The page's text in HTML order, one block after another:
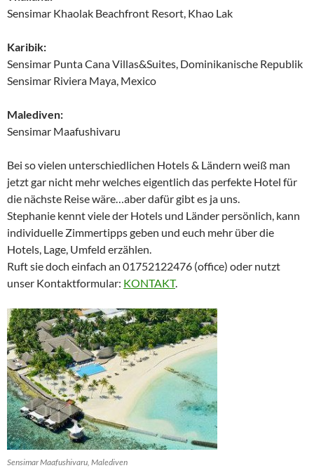
Sensimar Khaolak Beachfront Resort, Khao Lak
Karibik:
Sensimar Punta Cana Villas&Suites, Dominikanische Republik
Sensimar Riviera Maya, Mexico
Malediven:
Sensimar Maafushivaru
Bei so vielen unterschiedlichen Hotels & Ländern weiß man
jetzt gar nicht mehr welches eigentlich das perfekte Hotel für
die nächste Reise wäre…aber dafür gibt es ja uns.
Stephanie kennt viele der Hotels und Länder persönlich, kann
individuelle Zimmertipps geben und euch mehr über die
Hotels, Lage, Umfeld erzählen.
Ruft sie doch einfach an 01752122476 (office) oder nutzt
unser Kontaktformular: KONTAKT.
Sensimar Maafushivaru, Malediven